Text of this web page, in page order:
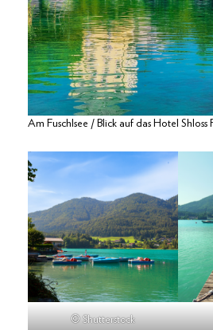
Am Fuschlsee / Blick auf das Hotel
© Shutterstock